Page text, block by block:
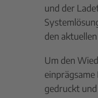
und der
den
Um den
gedruckt